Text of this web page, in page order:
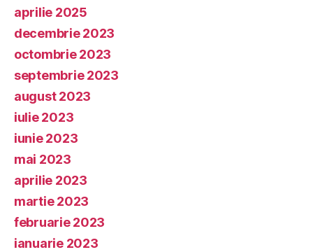
aprilie 2025
decembrie 2023
octombrie 2023
septembrie 2023
august 2023
iulie 2023
iunie 2023
mai 2023
aprilie 2023
martie 2023
februarie 2023
ianuarie 2023